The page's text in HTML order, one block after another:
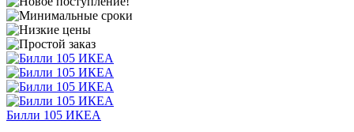
Билли 105 ИКЕА